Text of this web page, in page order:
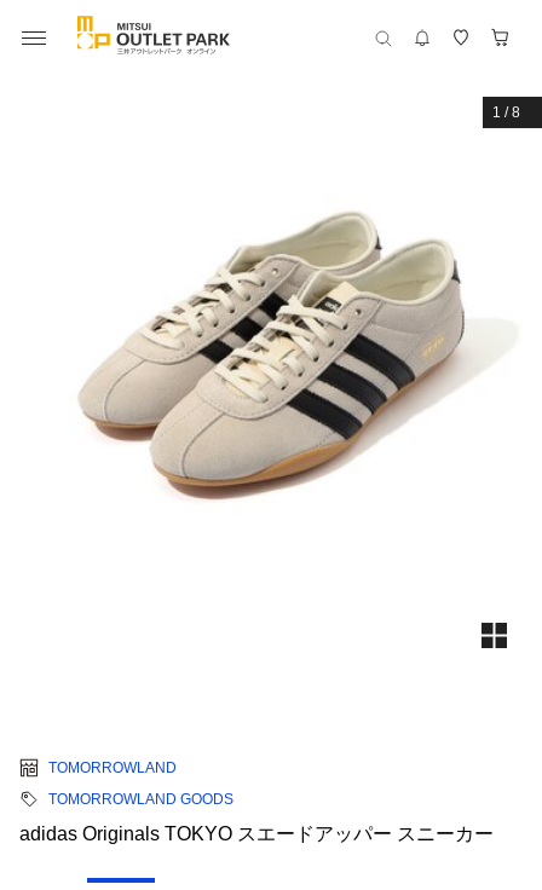
1 /8
TOMORROWLAND
TOMORROWLAND GOODS
adidas Originals TOKYO スエードアッパー スニーカー